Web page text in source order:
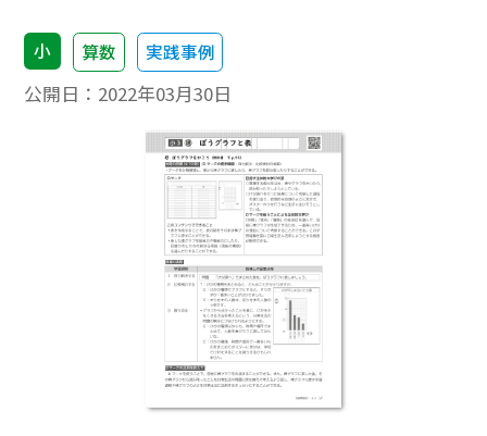
小 算数 実践事例
公開日： 2022年03月30日